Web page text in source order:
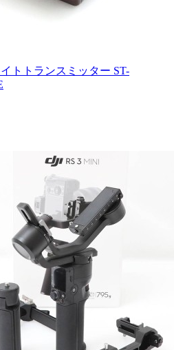
トトランスミッター ST-